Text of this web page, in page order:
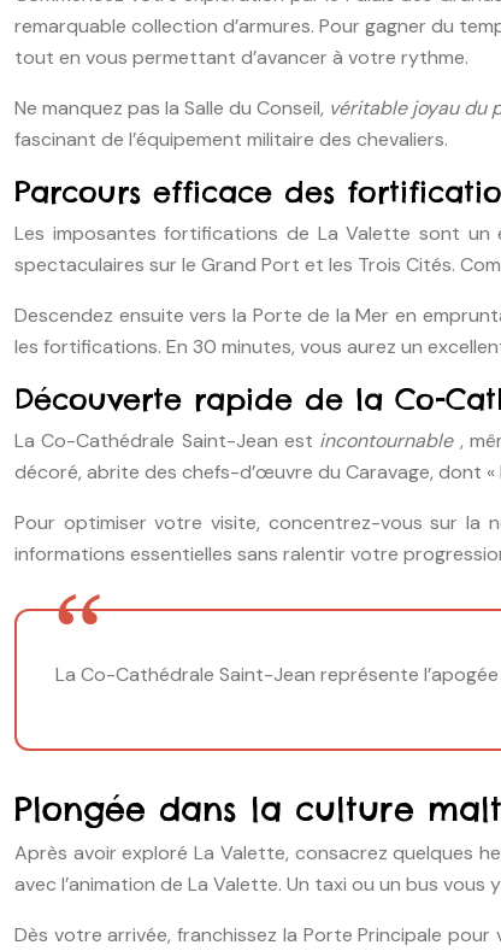
remarquable collection d’armures. Pour gagner du
tout en vous permettant d’avancer à votre rythme.
Ne manquez pas la Salle du Conseil, véritable joyau du
fascinant de l’équipement militaire des chevaliers.
Parcours efficace des
Les imposantes fortifications de La Valette sont un
spectaculaires sur le Grand Port et les Trois Cités.
Descendez ensuite vers la Porte de la Mer en
les fortifications. En 30 minutes, vous aurez un
Découverte rapide de la Co-
La Co-Cathédrale Saint-Jean est incontournable ,
décoré, abrite des chefs-d’œuvre du Caravage, dont
Pour optimiser votre visite, concentrez-vous sur la
informations essentielles sans ralentir votre
La Co-Cathédrale Saint-Jean représente
Plongée dans la culture
Après avoir exploré La Valette, consacrez quelques
avec l’animation de La Valette. Un taxi ou un bus
Dès votre arrivée, franchissez la Porte Principale